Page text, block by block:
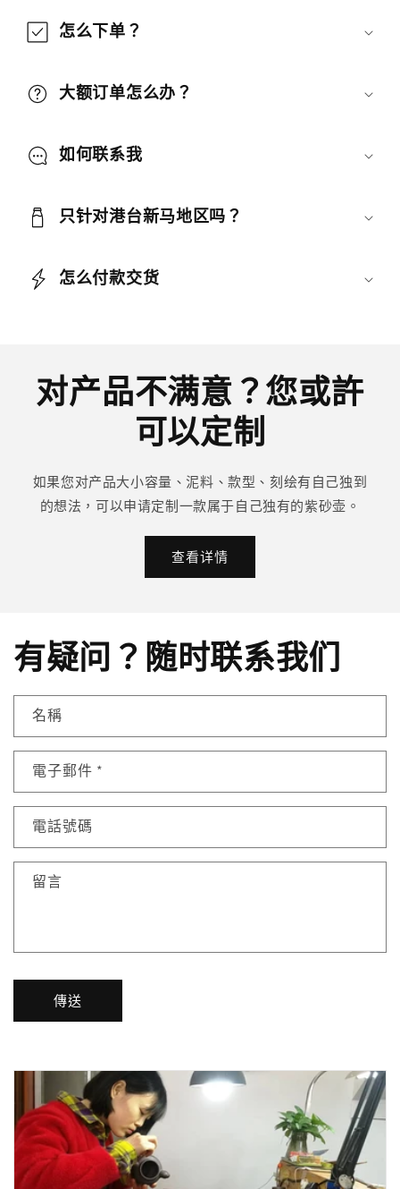
怎么下单？
大额订单怎么办？
如何联系我
只针对港台新马地区吗？
怎么付款交货
对产品不满意？您或許
可以定制
如果您对产品大小容量、泥料、款型、刻绘有自己独到
的想法，可以申请定制一款属于自己独有的紫砂壶。
查看详情
有疑问？随时联系我们
名稱
電子郵件 *
電話號碼
留言
傳送